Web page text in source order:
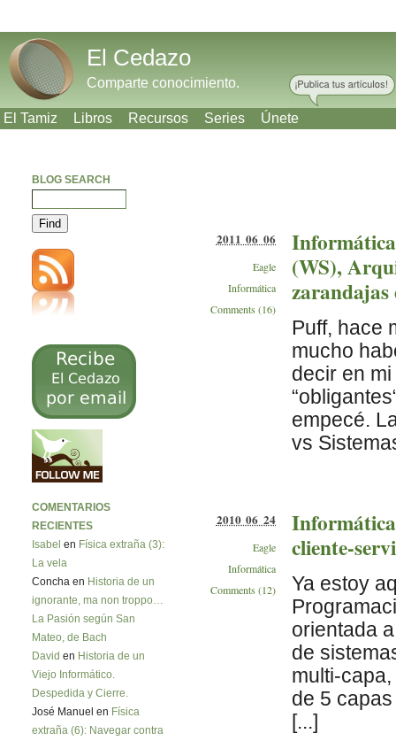
El Cedazo
Comparte conocimiento.
El Tamiz Libros Recursos Series Únete
(WS),
zarandajas
Puff, hace
mucho
decir en
empecé.
vs
2011 06 06
Eagle
Informática
Comments (16)
cliente-
Ya estoy
orientada
de
multi-
de 5
[...]
2010 06 24
Eagle
Informática
Comments (12)
BLOG SEARCH
COMENTARIOS
RECIENTES
Isabel en Física extraña (3):
La vela
Concha en Historia de un
ignorante, ma non troppo…
La Pasión según San
Mateo, de Bach
David en Historia de un
Viejo Informático.
Despedida y Cierre.
José Manuel en Física
extraña (6): Navegar contra